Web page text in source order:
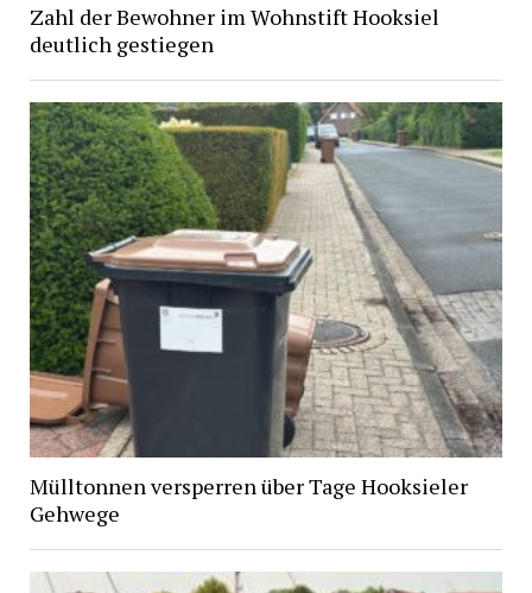
Zahl der Bewohner im Wohnstift Hooksiel
deutlich gestiegen
Mülltonnen versperren über Tage Hooksieler
Gehwege